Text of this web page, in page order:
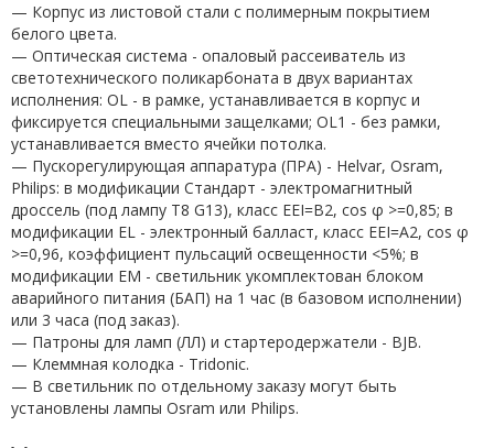
— Корпус из листовой стали с полимерным покрытием
белого цвета.
— Оптическая система - опаловый рассеиватель из
светотехнического поликарбоната в двух вариантах
исполнения: OL - в рамке, устанавливается в корпус и
фиксируется специальными защелками; OL1 - без рамки,
устанавливается вместо ячейки потолка.
— Пускорегулирующая аппаратура (ПРА) - Helvar, Osram,
Philips: в модификации Стандарт - электромагнитный
дроссель (под лампу T8 G13), класс EEI=B2, cos φ >=0,85; в
модификации EL - электронный балласт, класс EEI=A2, cos φ
>=0,96, коэффициент пульсаций освещенности <5%; в
модификации EM - светильник укомплектован блоком
аварийного питания (БАП) на 1 час (в базовом исполнении)
или 3 часа (под заказ).
— Патроны для ламп (ЛЛ) и стартеродержатели - BJB.
— Клеммная колодка - Tridonic.
— В светильник по отдельному заказу могут быть
установлены лампы Osram или Philips.